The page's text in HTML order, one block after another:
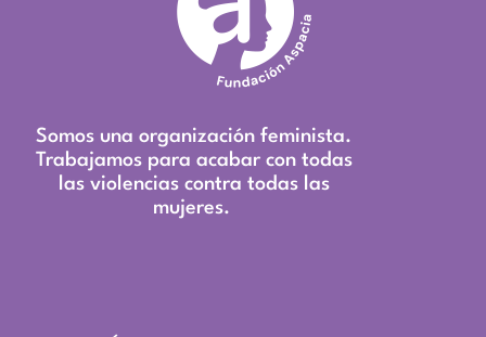
Somos una organización feminista.
Trabajamos para acabar con todas
las violencias contra todas las
mujeres.